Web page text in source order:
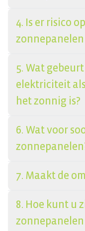
4. Is er risico
5. Wat
elektriciteit
het zonnig is?
6. Wat voor
7. Maakt de
8. Hoe kunt u